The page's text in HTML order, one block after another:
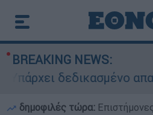
BREAKING NEWS:
δεδικασμένο
δημοφιλές τώρα: